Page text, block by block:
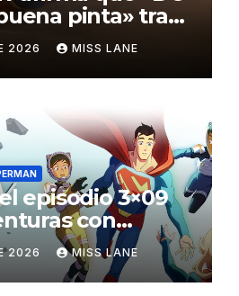
pinta» tras
«Supergirl»
2026 MISS LANE
episodio 3×09
con
2026 MISS LANE